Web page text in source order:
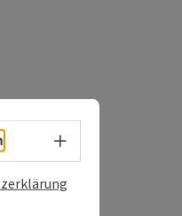
Sprachwahl -